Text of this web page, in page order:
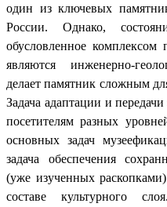
один из ключевых
России. Однако,
обусловленное
являются инженерно-
делает памятник сложным
Задача адаптации и
посетителям разных
основных задач
задача обеспечения
(уже изученных
составе культурного